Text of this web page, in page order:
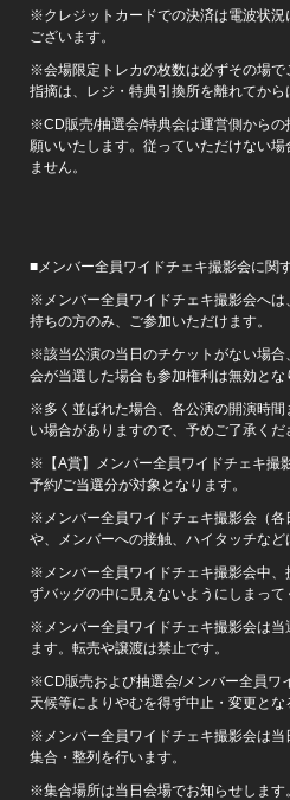
※クレジットカードでの決済は電波状
ございます。
※会場限定トレカの枚数は必ずその場
指摘は、レジ・特典引換所を離れてから
※CD販売/抽選会/特典会は運営側からの
願いいたします。従っていただけない
ません。
■メンバー全員ワイドチェキ撮影会に関
※メンバー全員ワイドチェキ撮影会へは
持ちの方のみ、ご参加いただけます。
※該当公演の当日のチケットがない場
会が当選した場合も参加権利は無効とな
※多く並ばれた場合、各公演の開演時間
い場合がありますので、予めご了承くだ
※【A賞】メンバー全員ワイドチェキ撮
予約/ご当選分が対象となります。
※メンバー全員ワイドチェキ撮影会（
や、メンバーへの接触、ハイタッチなど
※メンバー全員ワイドチェキ撮影会中
ずバッグの中に見えないようにしまって
※メンバー全員ワイドチェキ撮影会は当
ます。転売や譲渡は禁止です。
※CD販売および抽選会/メンバー全員ワ
天候等によりやむを得ず中止・変更とな
※メンバー全員ワイドチェキ撮影会は当
集合・整列を行います。
※集合場所は当日会場でお知らせします。